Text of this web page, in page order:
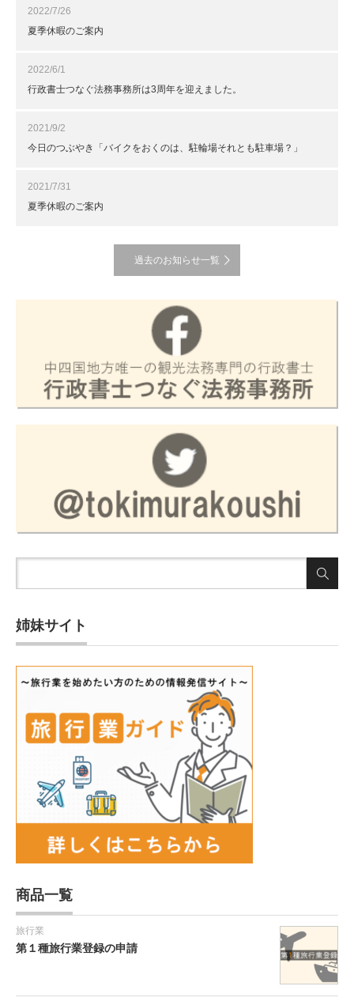
2022/7/26
夏季休暇のご案内
2022/6/1
行政書士つなぐ法務事務所は3周年を迎えました。
2021/9/2
今日のつぶやき「バイクをおくのは、駐輪場それとも駐車場？」
2021/7/31
夏季休暇のご案内
過去のお知らせ一覧
姉妹サイト
商品一覧
旅行業
第１種旅行業登録の申請